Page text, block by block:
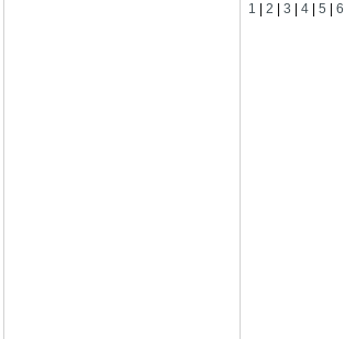
1 2 3 4 5 6